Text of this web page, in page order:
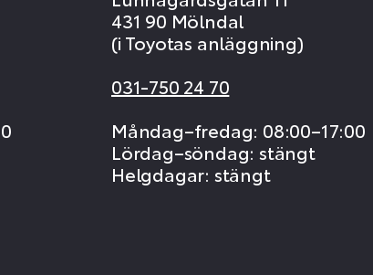
431 90 Mölndal
(i Toyotas anläggning)
031-750 24 70
Måndag–fredag: 08:00–17:00
Lördag–söndag: stängt
Helgdagar: stängt